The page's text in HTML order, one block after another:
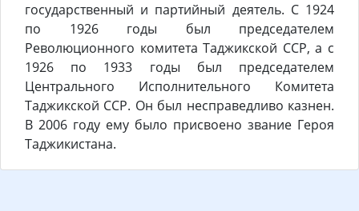
государственный и партийный деятель. С 1924
по 1926 годы был председателем
Революционного комитета Таджикской ССР, а с
1926 по 1933 годы был председателем
Центрального Исполнительного Комитета
Таджикской ССР. Он был несправедливо казнен.
В 2006 году ему было присвоено звание Героя
Таджикистана.